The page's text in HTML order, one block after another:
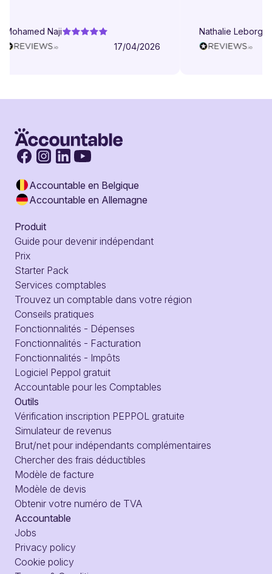
Mohamed Naji
17/04/2026
Nathalie Leborgne
Accountable en Belgique
Accountable en Allemagne
Produit
Guide pour devenir indépendant
Prix
Starter Pack
Services comptables
Trouvez un comptable dans votre région
Conseils pratiques
Fonctionnalités - Dépenses
Fonctionnalités - Facturation
Fonctionnalités - Impôts
Logiciel Peppol gratuit
Accountable pour les Comptables
Outils
Vérification inscription PEPPOL gratuite
Simulateur de revenus
Brut/net pour indépendants complémentaires
Chercher des frais déductibles
Modèle de facture
Modèle de devis
Obtenir votre numéro de TVA
Accountable
Jobs
Privacy policy
Cookie policy